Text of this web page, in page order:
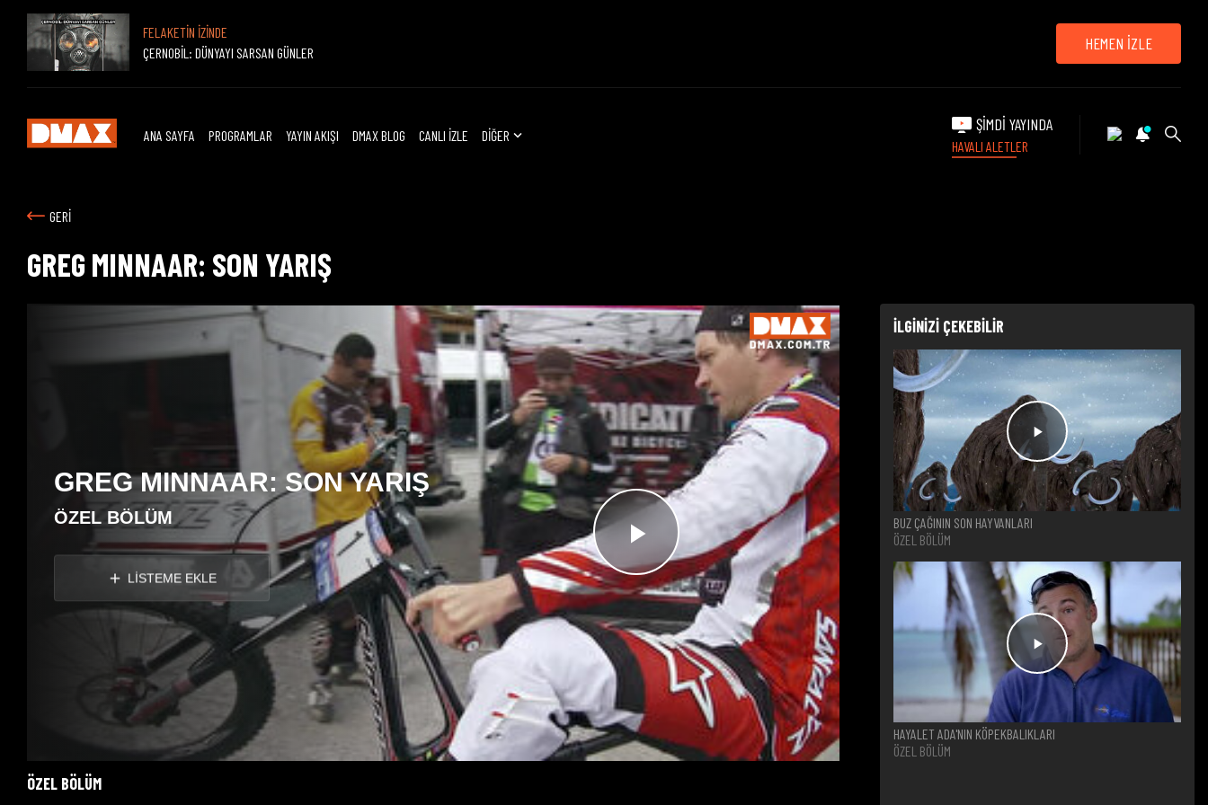
FELAKETİN İZİNDE
ÇERNOBİL: DÜNYAYI SARSAN GÜNLER
HEMEN İZLE
ANA SAYFA PROGRAMLAR YAYIN AKIŞI DMAX BLOG CANLI İZLE DİĞER
ŞİMDİ YAYINDA
HAVALI ALETLER
GERİ
GREG MINNAAR: SON YARIŞ
Videoyu
Oynat
GREG MINNAAR: SON YARIŞ
ÖZEL BÖLÜM
LİSTEME EKLE
ÖZEL BÖLÜM
İLGİNİZİ ÇEKEBİLİR
BUZ ÇAĞININ SON HAYVANLARI
ÖZEL BÖLÜM
HAYALET ADA'NIN KÖPEKBALIKLARI
ÖZEL BÖLÜM